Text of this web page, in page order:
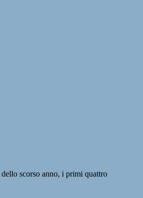
scorso anno, i primi quattro